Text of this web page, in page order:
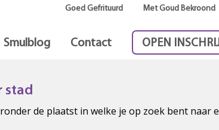
Goed Gefrituurd Met Goud Bekroond
Smulblog Contact OPEN
stad
de plaatst in welke je op zoek bent naar